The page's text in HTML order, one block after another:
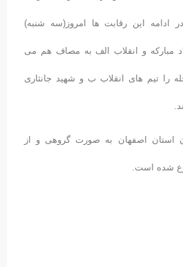
ادامه این رقابت ها امروز(سه شنبه)
فولاد مبارکه و انقلاب الف به مصاف هم می
را تیم های انقلاب ب و شهید جانثاری
استان اصفهان به صورت گروهی و از
شده است.